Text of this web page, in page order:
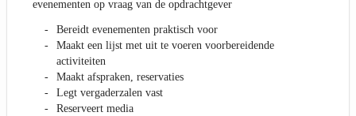
evenementen op vraag van de opdrachtgever
Bereidt evenementen praktisch voor
Maakt een lijst met uit te voeren voorbereidende
activiteiten
Maakt afspraken, reservaties
Legt vergaderzalen vast
Reserveert media